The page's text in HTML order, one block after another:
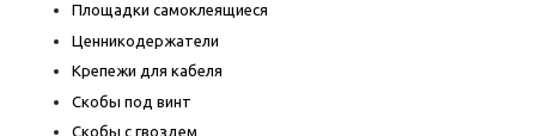
Площадки самоклеящиеся
Ценникодержатели
Крепежи для кабеля
Скобы под винт
Скобы с гвоздем